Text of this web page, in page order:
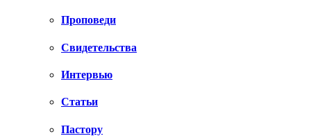
Проповеди
Свидетельства
Интервью
Статьи
Пастору